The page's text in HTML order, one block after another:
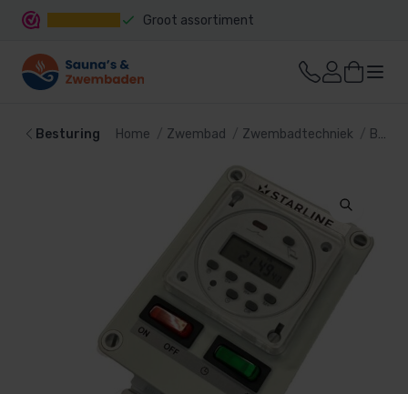
Groot assortiment
Besturing Home Zwembad Zwembadtechniek Besturing